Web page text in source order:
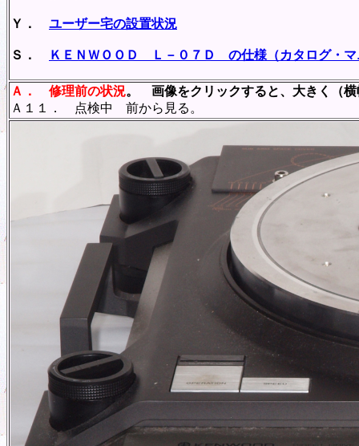
Ｙ． ユーザー宅の設置状況
Ｓ． ＫＥＮＷＯＯＤ Ｌ－０７Ｄ の仕様（カタログ・マ
Ａ． 修理前の状況。 画像をクリックすると、大きく（横
Ａ１１． 点検中 前から見る。